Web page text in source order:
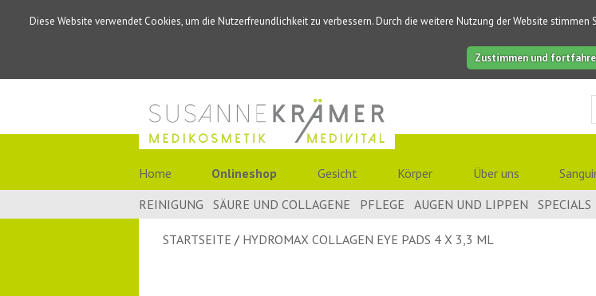
Diese Website verwendet Cookies, um die Nutzerfreundlichkeit zu verbessern. Durch die weitere Nutzung der Website
Zustimmen und
Home
Onlineshop
REINIGUNG
SÄURE UND COLLAGENE PFLEGE AUGEN UND LIPPEN SPECIALS
Gesicht Körper Über uns
STARTSEITE HYDROMAX COLLAGEN EYE PADS 4 X 3,3 ML